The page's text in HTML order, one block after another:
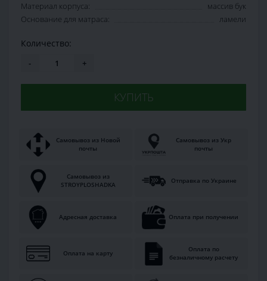
Материал корпуса:
массив бук
Основание для матраса:
ламели
Количество:
- +
КУПИТЬ
Самовывоз из Новой
почты
Самовывоз из Укр
почты
Самовывоз из
STROYPLOSHADKA
Отправка по Украине
Адресная доставка Оплата при получении
Оплата на карту
Оплата по
безналичному расчету